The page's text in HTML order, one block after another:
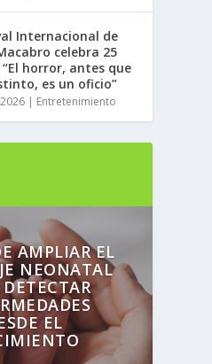
Internacional de
celebra 25
“El horror, antes que
es un oficio”
| Entretenimiento
AMPLIAR EL
NEONATAL
EL